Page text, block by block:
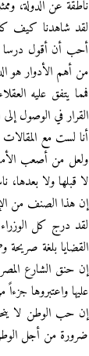
ناطقة عن الدولة،
لقد شاهدنا كيف
أحب أن أقول درسا
من أهم الأدوار هو
فمما يتفق عليه
القرار في الوصول إلى
أنا لست مع
ولعل من أصعب
لا قبلها ولا بعدها،
إن هذا الصنف من
لقد درج كل
القضايا بلغة صريحة
إن حنق الشارع
عليها واعتبروها
إن حب الوطن لا
ضرورة من أجل